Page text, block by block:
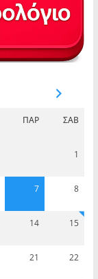
ΠΑΡ ΣΆΒ
1
7 8
14 15
21 22